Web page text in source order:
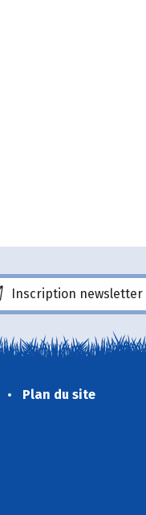
Inscription newsletter
Plan du site